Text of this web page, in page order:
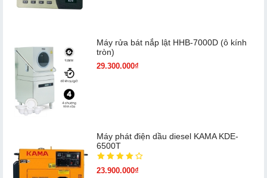
Máy rửa bát nắp lật HHB-7000D (ô kính
tròn)
29.300.000₫
Máy phát điện dầu diesel KAMA KDE-
6500T
23.900.000₫